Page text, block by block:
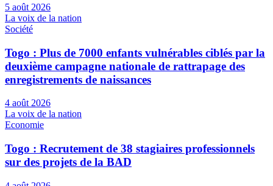
5 août 2026
La voix de la nation
Société
Togo : Plus de 7000 enfants vulnérables ciblés par la
deuxième campagne nationale de rattrapage des
enregistrements de naissances
4 août 2026
La voix de la nation
Economie
Togo : Recrutement de 38 stagiaires professionnels
sur des projets de la BAD